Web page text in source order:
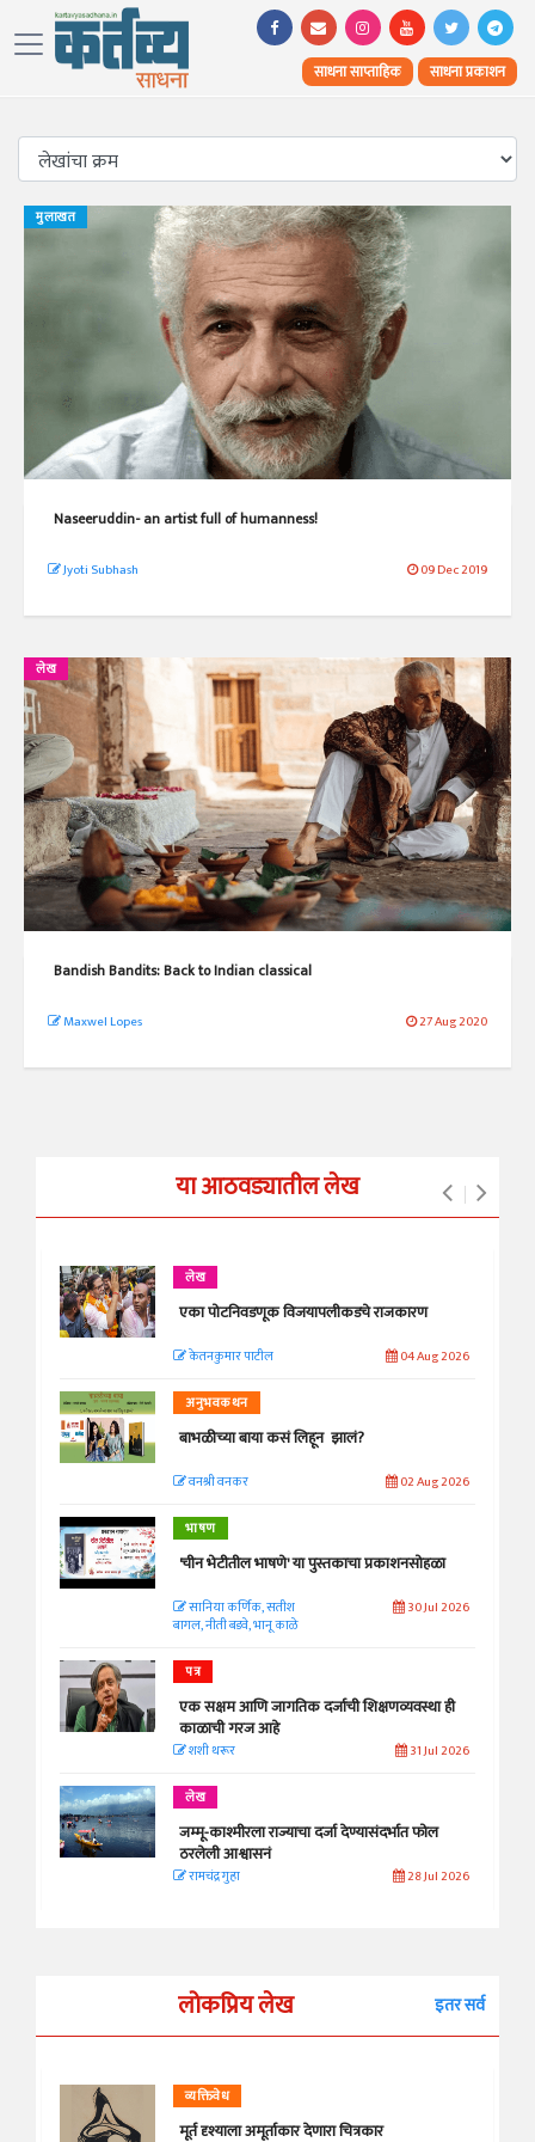
साधना साप्ताहिक साधना प्रकाशन
मुलाखत
Naseeruddin- an artist full of humanness!
Jyoti Subhash 09 Dec 2019
लेख
Bandish Bandits: Back to Indian classical
Maxwel Lopes 27 Aug 2020
या आठवड्यातील लेख
लेख
एका पोटनिवडणूक विजयापलीकडचे राजकारण
केतनकुमार पाटील 04 Aug 2026
अनुभवकथन
बाभळीच्या बाया कसं लिहून झालं?
वनश्री वनकर 02 Aug 2026
भाषण
'चीन भेटीतील भाषणे' या पुस्तकाचा प्रकाशनसोहळा
सानिया कर्णिक, सतीश
बागल, नीती बडवे, भानू काळे
30 Jul 2026
पत्र
एक सक्षम आणि जागतिक दर्जाची शिक्षणव्यवस्था ही
काळाची गरज आहे
शशी थरूर 31 Jul 2026
लेख
जम्मू-काश्मीरला राज्याचा दर्जा देण्यासंदर्भात फोल
ठरलेली आश्वासनं
रामचंद्र गुहा 28 Jul 2026
लोकप्रिय लेख इतर सर्व
व्यक्तिवेध
मूर्त दृश्याला अमूर्ताकार देणारा चित्रकार